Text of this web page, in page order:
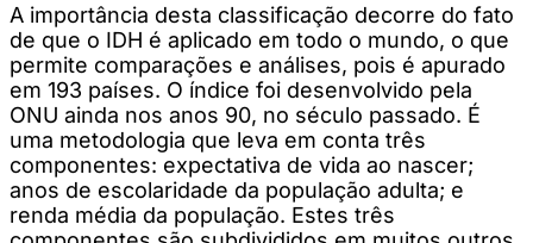
A importância desta classificação decorre do fato
de que o IDH é aplicado em todo o mundo, o que
permite comparações e análises, pois é apurado
em 193 países. O índice foi desenvolvido pela
ONU ainda nos anos 90, no século passado. É
uma metodologia que leva em conta três
componentes: expectativa de vida ao nascer;
anos de escolaridade da população adulta; e
renda média da população. Estes três